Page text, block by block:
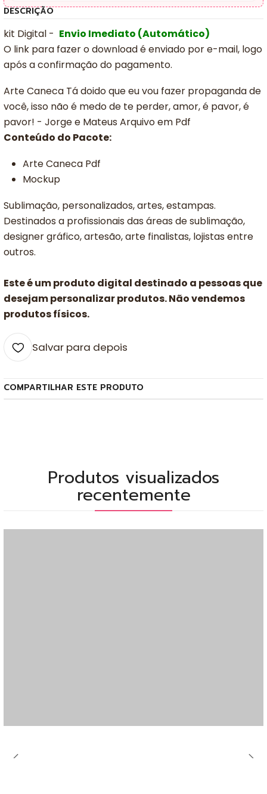
DESCRIÇÃO
kit Digital - Envio Imediato (Automático)
O link para fazer o download é enviado por e-mail, logo
após a confirmação do pagamento.
Arte Caneca Tá doido que eu vou fazer propaganda de
você, isso não é medo de te perder, amor, é pavor, é
pavor! - Jorge e Mateus Arquivo em Pdf
Conteúdo do Pacote:
Arte Caneca Pdf
Mockup
Sublimação, personalizados, artes, estampas.
Destinados a profissionais das áreas de sublimação,
designer gráfico, artesão, arte finalistas, lojistas entre
outros.
Este é um produto digital destinado a pessoas que
desejam personalizar produtos. Não vendemos
produtos físicos.
Salvar para depois
COMPARTILHAR ESTE PRODUTO
Produtos visualizados
recentemente